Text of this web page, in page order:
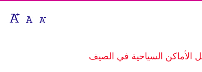
الأماكن السياحية في الصيف